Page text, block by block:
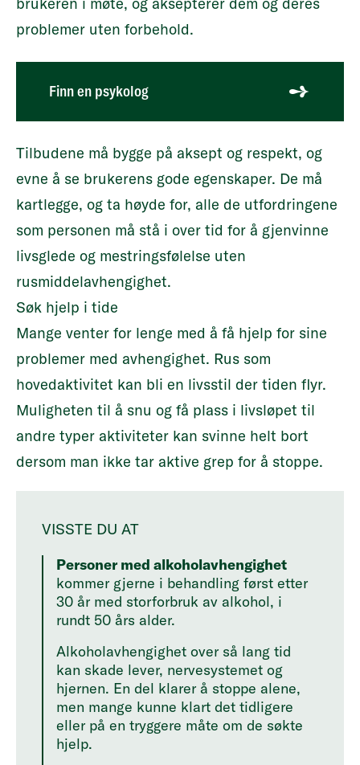
problemer uten forbehold.
Finn en psykolog
Tilbudene må bygge på aksept og respekt, og
evne å se brukerens gode egenskaper. De må
kartlegge, og ta høyde for, alle de utfordringene
som personen må stå i over tid for å gjenvinne
livsglede og mestringsfølelse uten
rusmiddelavhengighet.
Søk hjelp i tide
Mange venter for lenge med å få hjelp for sine
problemer med avhengighet. Rus som
hovedaktivitet kan bli en livsstil der tiden flyr.
Muligheten til å snu og få plass i livsløpet til
andre typer aktiviteter kan svinne helt bort
dersom man ikke tar aktive grep for å stoppe.
VISSTE DU AT
Personer med alkoholavhengighet
kommer gjerne i behandling først etter
30 år med storforbruk av alkohol, i
rundt 50 års alder.
Alkoholavhengighet over så lang tid
kan skade lever, nervesystemet og
hjernen. En del klarer å stoppe alene,
men mange kunne klart det tidligere
eller på en tryggere måte om de søkte
hjelp.